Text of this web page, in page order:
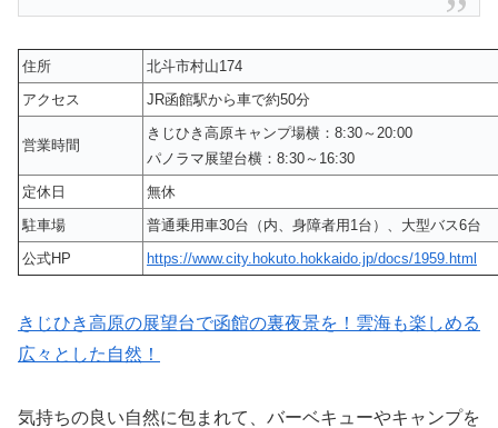
住所
北斗市村山174
アクセス
JR函館駅から車で約50分
営業時間
きじひき高原キャンプ場横：8:30～20:00
パノラマ展望台横：8:30～16:30
定休日
無休
駐車場
普通乗用車30台（内、身障者用1台）、大型バス6台
公式HP
https://www.city.hokuto.hokkaido.jp/docs/1959.html
きじひき高原の展望台で函館の裏夜景を！雲海も楽しめる
広々とした自然！
気持ちの良い自然に包まれて、バーベキューやキャンプを